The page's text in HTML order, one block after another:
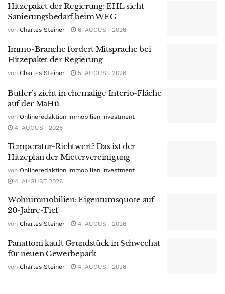
Hitzepaket der Regierung: EHL sieht
Sanierungsbedarf beim WEG
von Charles Steiner 6. AUGUST 2026
Immo-Branche fordert Mitsprache bei
Hitzepaket der Regierung
von Charles Steiner 5. AUGUST 2026
Butler’s zieht in ehemalige Interio-Fläche
auf der MaHü
von Onlineredaktion immobilien investment
4. AUGUST 2026
Temperatur-Richtwert? Das ist der
Hitzeplan der Mietervereinigung
von Onlineredaktion immobilien investment
4. AUGUST 2026
Wohnimmobilien: Eigentumsquote auf
20-Jahre-Tief
von Charles Steiner 4. AUGUST 2026
Panattoni kauft Grundstück in Schwechat
für neuen Gewerbepark
von Charles Steiner 4. AUGUST 2026